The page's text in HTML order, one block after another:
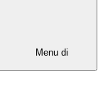
Menu di